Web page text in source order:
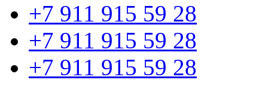
+7 911 915 59 28
+7 911 915 59 28
+7 911 915 59 28